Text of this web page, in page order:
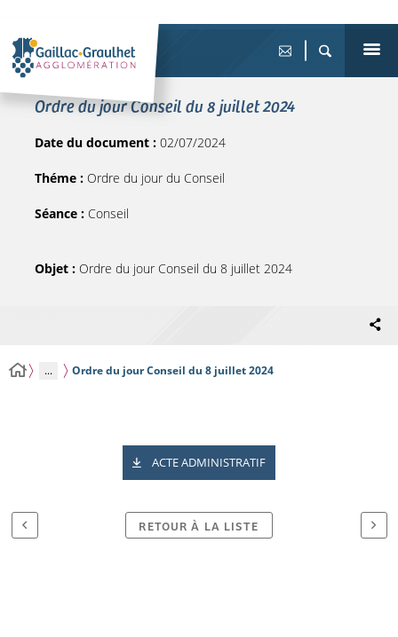
Ordre du jour Conseil du 8 juillet 2024
Date du document : 02/07/2024
Théme : Ordre du jour du Conseil
Séance : Conseil
Objet : Ordre du jour Conseil du 8 juillet 2024
... Ordre du jour Conseil du 8 juillet 2024
ACTE ADMINISTRATIF
RETOUR À LA LISTE